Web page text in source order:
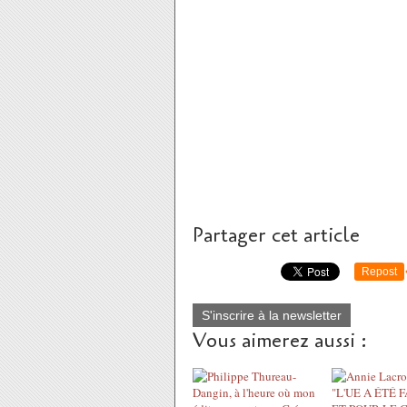
Partager cet article
Repost
S'inscrire à la newsletter
Vous aimerez aussi :